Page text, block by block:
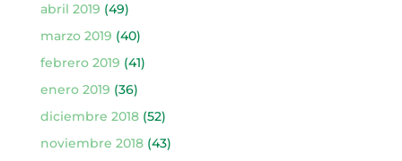
abril 2019 (49)
marzo 2019 (40)
febrero 2019 (41)
enero 2019 (36)
diciembre 2018(52)
noviembre 2018(43)